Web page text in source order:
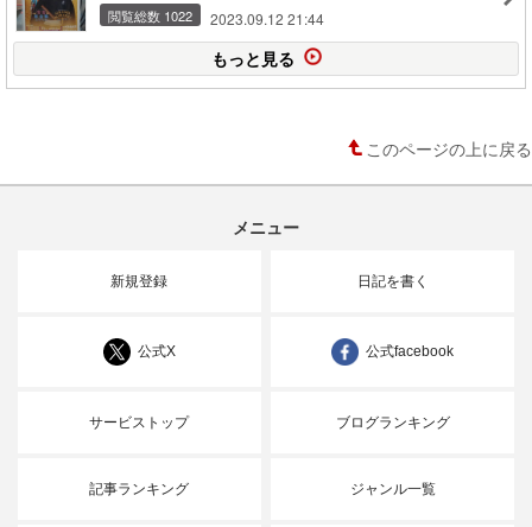
閲覧総数 1022 2023.09.12 21:44
もっと見る
このページの上に戻る
メニュー
新規登録 日記を書く
公式X 公式facebook
サービストップ ブログランキング
記事ランキング ジャンル一覧